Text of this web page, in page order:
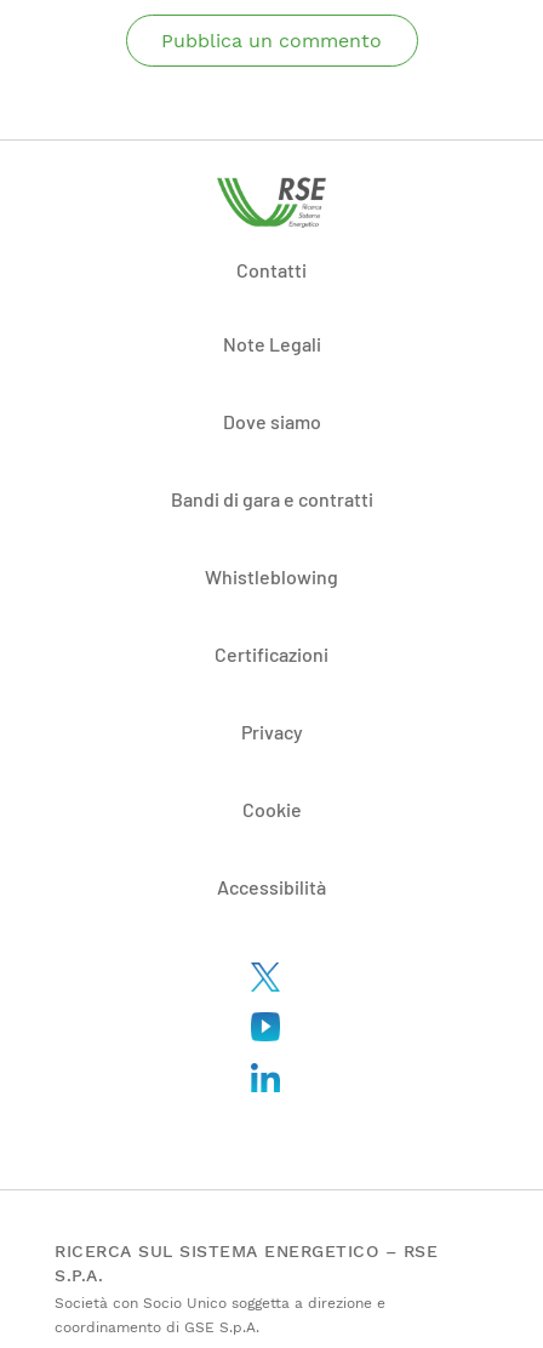
Pubblica un commento
Contatti
Note Legali
Dove siamo
Bandi di gara e contratti
Whistleblowing
Certificazioni
Privacy
Cookie
Accessibilità
RICERCA SUL SISTEMA ENERGETICO – RSE
S.P.A.
Società con Socio Unico soggetta a direzione e
coordinamento di GSE S.p.A.